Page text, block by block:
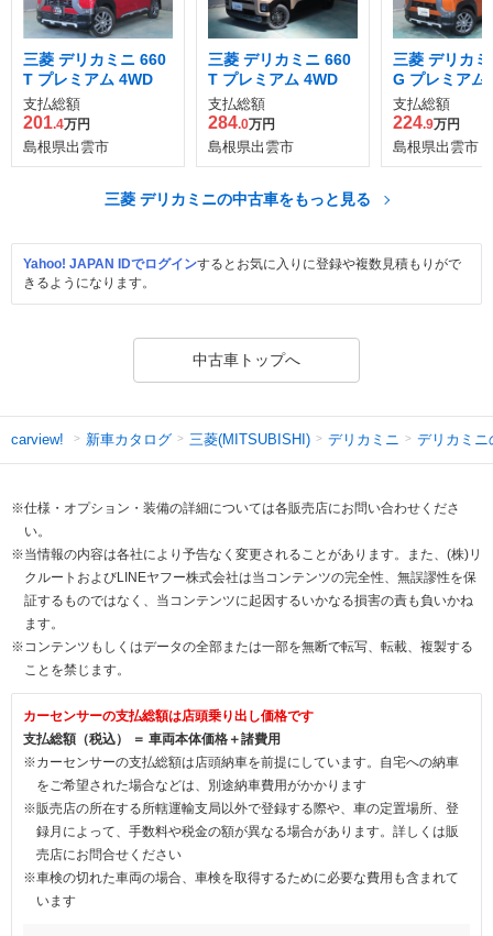
三菱 デリカミニ 660
T プレミアム 4WD
支払総額
201.4万円
島根県出雲市
三菱 デリカミニ 660
T プレミアム 4WD
支払総額
284.0万円
島根県出雲市
三菱 デリカ
G プレミアム
ッド エディ
WD
支払総額
224.9万円
島根県出雲市
三菱 デリカミニの中古車をもっと見る
Yahoo! JAPAN IDでログインするとお気に入りに登録や複数見積もりがで
きるようになります。
中古車トップへ
carview! 新車カタログ 三菱(MITSUBISHI) デリカミニ デリカミニ
※仕様・オプション・装備の詳細については各販売店にお問い合わせくださ
い。
※当情報の内容は各社により予告なく変更されることがあります。また、(株)リ
クルートおよびLINEヤフー株式会社は当コンテンツの完全性、無誤謬性を保
証するものではなく、当コンテンツに起因するいかなる損害の責も負いかね
ます。
※コンテンツもしくはデータの全部または一部を無断で転写、転載、複製する
ことを禁じます。
カーセンサーの支払総額は店頭乗り出し価格です
支払総額（税込） ＝ 車両本体価格＋諸費用
※カーセンサーの支払総額は店頭納車を前提にしています。自宅への納車
をご希望された場合などは、別途納車費用がかかります
※販売店の所在する所轄運輸支局以外で登録する際や、車の定置場所、登
録月によって、手数料や税金の額が異なる場合があります。詳しくは販
売店にお問合せください
※車検の切れた車両の場合、車検を取得するために必要な費用も含まれて
います